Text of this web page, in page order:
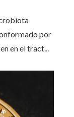
por
en el tract...